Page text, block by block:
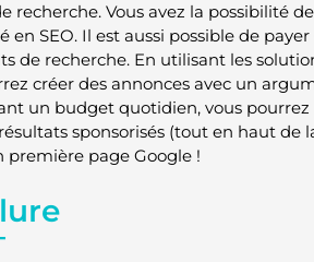
recherche. Vous avez la possibilité
en SEO. Il est aussi possible de
de recherche. En utilisant les
créer des annonces avec un
un budget quotidien, vous pourrez
sponsorisés (tout en haut de
première page Google !